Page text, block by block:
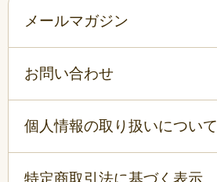
メールマガジン
お問い合わせ
個人情報の取り扱いについて
特定商取引法に基づく表示